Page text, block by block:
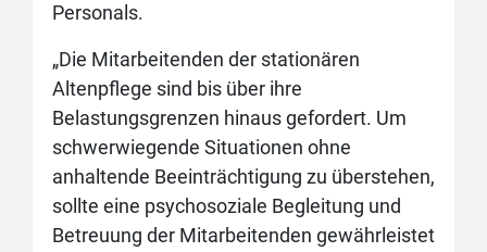
Personals.
„Die Mitarbeitenden der stationären
Altenpflege sind bis über ihre
Belastungsgrenzen hinaus gefordert. Um
schwerwiegende Situationen ohne
anhaltende Beeinträchtigung zu überstehen,
sollte eine psychosoziale Begleitung und
Betreuung der Mitarbeitenden gewährleistet